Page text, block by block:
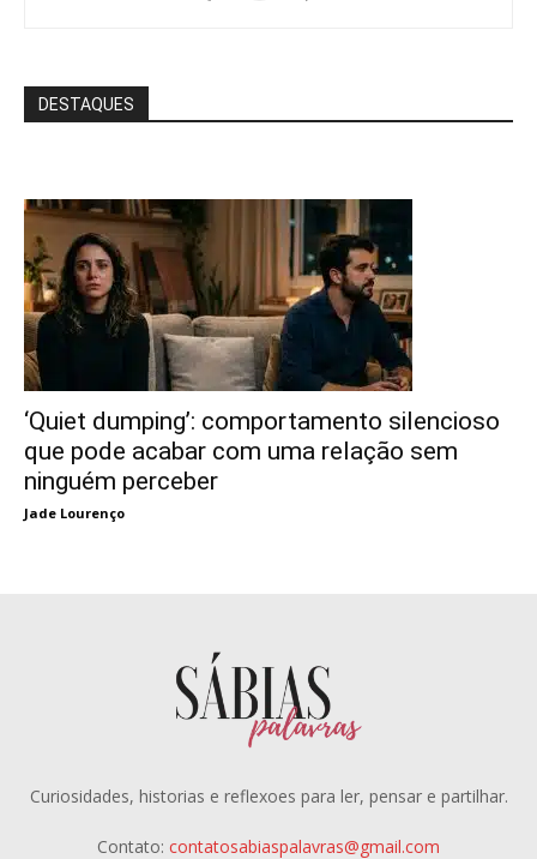
DESTAQUES
‘Quiet dumping’: comportamento silencioso
que pode acabar com uma relação sem
ninguém perceber
Jade Lourenço
Curiosidades, historias e reflexoes para ler, pensar e partilhar.
Contato: contatosabiaspalavras@gmail.com